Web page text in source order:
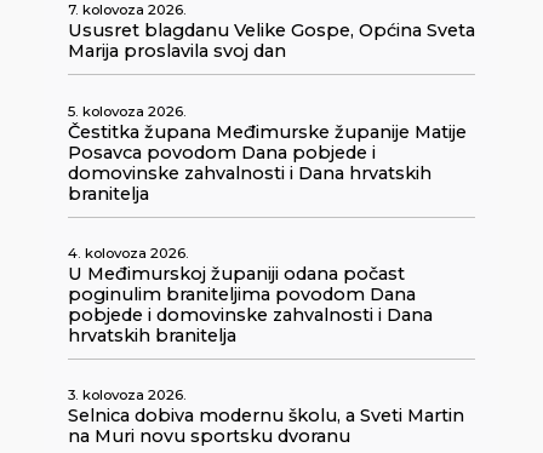
7. kolovoza 2026.
Ususret blagdanu Velike Gospe, Općina Sveta
Marija proslavila svoj dan
5. kolovoza 2026.
Čestitka župana Međimurske županije Matije
Posavca povodom Dana pobjede i
domovinske zahvalnosti i Dana hrvatskih
branitelja
4. kolovoza 2026.
U Međimurskoj županiji odana počast
poginulim braniteljima povodom Dana
pobjede i domovinske zahvalnosti i Dana
hrvatskih branitelja
3. kolovoza 2026.
Selnica dobiva modernu školu, a Sveti Martin
na Muri novu sportsku dvoranu